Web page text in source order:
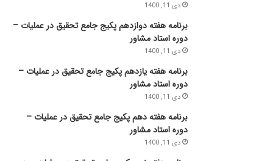
دی 11, 1400
برنامه هفته دوازدهم پکیج جامع تحقیق در عملیات –
دوره استاد مشاور
دی 11, 1400
برنامه هفته یازدهم پکیج جامع تحقیق در عملیات –
دوره استاد مشاور
دی 11, 1400
برنامه هفته دهم پکیج جامع تحقیق در عملیات –
دوره استاد مشاور
دی 11, 1400